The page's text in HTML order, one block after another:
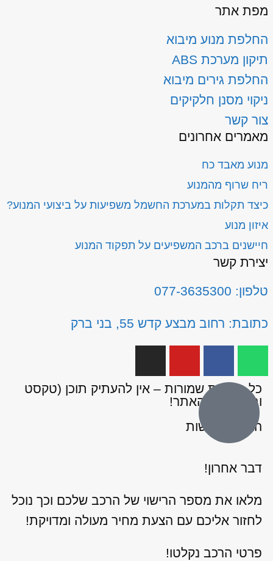
מפת אתר
החלפת מנוע מיבוא
תיקון מערכת ABS
החלפת גירים מיבוא
ניקוי מסנן חלקיקים
צור קשר
מאמרים אחרונים
מנוע מאבד כח
ריח שרוף מהמנוע
כיצד תקלות במערכת החשמל משפיעות על ביצועי המנוע?
איזון מנוע
חיישנים ברכב המשפיעים על תפקוד המנוע
יצירת קשר
טלפון: 077-3635300
כתובת: רחוב מבצע קדש 55, בני ברק
כל הזכויות שמורות – אין להעתיק תוכן (טקסט
ותמונות) מהאתר!
הצהרת נגישות
דבר אחרון!
מלאו את מספר הרישוי של הרכב שלכם וכך נוכל
לחזור אליכם עם הצעת מחיר מעולה ומדויקת!
פרטי הרכב נקלטו!